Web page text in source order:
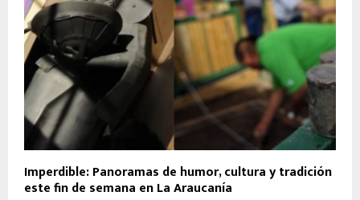
Imperdible: Panoramas de humor, cultura y tradición
este fin de semana en La Araucanía